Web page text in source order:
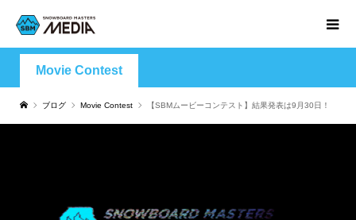
Movie Contest
ブログ Movie Contest 【SBMムービーコンテスト】結果発表は9月30日！